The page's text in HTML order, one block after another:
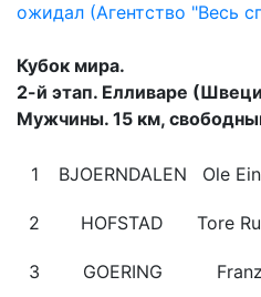
ожидал (Агентство "Весь
Кубок мира.
2-й этап. Елливаре
Мужчины. 15 км,
1 BJOERNDALEN Ole
2 HOFSTAD Tore
3 GOERING Franz